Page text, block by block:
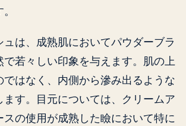
ュは、成熟肌においてパウダーブラ
で若々しい印象を与えます。肌の上
ではなく、内側から滲み出るような
ます。目元については、クリームア
スの使用が成熟した瞼において特に